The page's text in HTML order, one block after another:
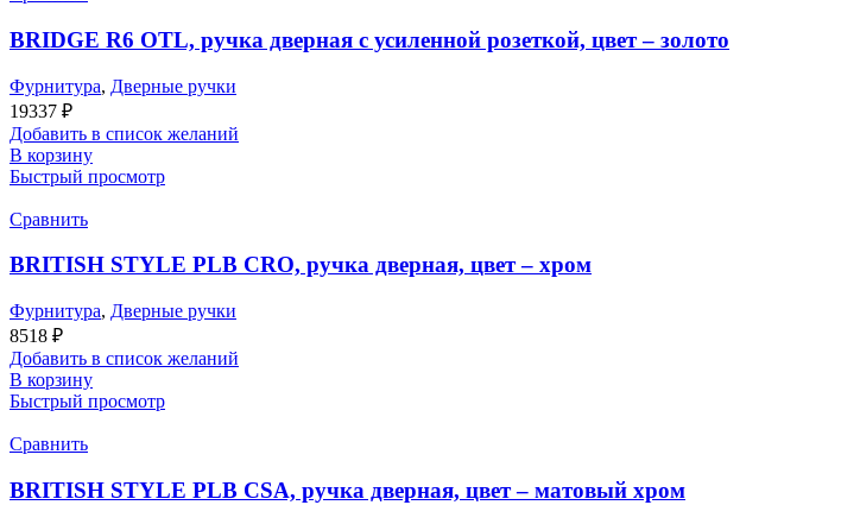
BRIDGE R6 OTL, ручка дверная с усиленной розеткой, цвет – золото
Фурнитура, Дверные ручки
19337 ₽
Добавить в список желаний
В корзину
Быстрый просмотр
Сравнить
BRITISH STYLE PLB CRO, ручка дверная, цвет – хром
Фурнитура, Дверные ручки
8518 ₽
Добавить в список желаний
В корзину
Быстрый просмотр
Сравнить
BRITISH STYLE PLB CSA, ручка дверная, цвет – матовый хром